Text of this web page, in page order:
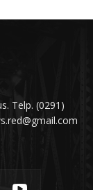
Telp. (0291)